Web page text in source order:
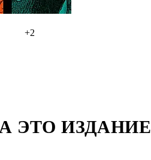
+2
ЭТО ИЗДАНИЕ